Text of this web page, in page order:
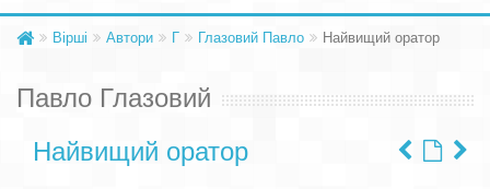
Вірші Автори Г Глазовий Павло Найвищий оратор
Павло Глазовий
Найвищий оратор